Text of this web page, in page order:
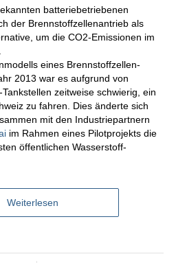
batteriebetriebenen
der Brennstoffzellenantrieb als
um die CO2-Emissionen im
eines Brennstoffzellen-
2013 war es aufgrund von
zeitweise schwierig, ein
zu fahren. Dies änderte sich
mit den Industriepartnern
im Rahmen eines Pilotprojekts die
öffentlichen Wasserstoff-
Weiterlesen